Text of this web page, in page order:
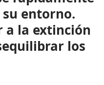
entorno.
a la extinción
los